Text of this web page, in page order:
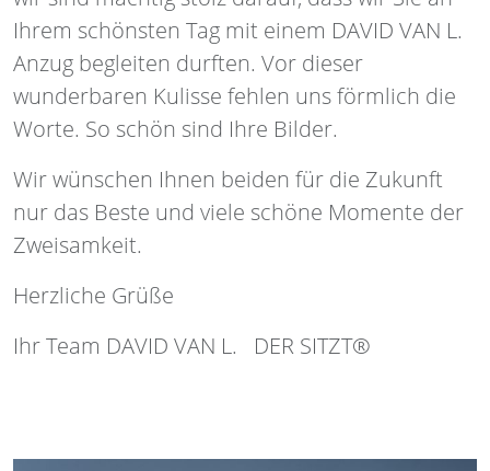
Ihrem schönsten Tag mit einem DAVID VAN L.
Anzug begleiten durften. Vor dieser
wunderbaren Kulisse fehlen uns förmlich die
Worte. So schön sind Ihre Bilder.
Wir wünschen Ihnen beiden für die Zukunft
nur das Beste und viele schöne Momente der
Zweisamkeit.
Herzliche Grüße
Ihr Team DAVID VAN L. DER SITZT®